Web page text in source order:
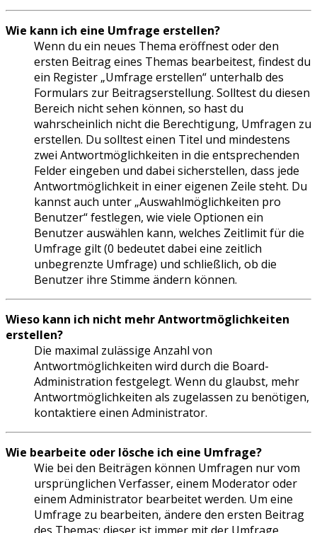
Wie kann ich eine Umfrage erstellen?
Wenn du ein neues Thema eröffnest oder den
ersten Beitrag eines Themas bearbeitest, findest du
ein Register „Umfrage erstellen“ unterhalb des
Formulars zur Beitragserstellung. Solltest du diesen
Bereich nicht sehen können, so hast du
wahrscheinlich nicht die Berechtigung, Umfragen zu
erstellen. Du solltest einen Titel und mindestens
zwei Antwortmöglichkeiten in die entsprechenden
Felder eingeben und dabei sicherstellen, dass jede
Antwortmöglichkeit in einer eigenen Zeile steht. Du
kannst auch unter „Auswahlmöglichkeiten pro
Benutzer“ festlegen, wie viele Optionen ein
Benutzer auswählen kann, welches Zeitlimit für die
Umfrage gilt (0 bedeutet dabei eine zeitlich
unbegrenzte Umfrage) und schließlich, ob die
Benutzer ihre Stimme ändern können.
Wieso kann ich nicht mehr Antwortmöglichkeiten
erstellen?
Die maximal zulässige Anzahl von
Antwortmöglichkeiten wird durch die Board-
Administration festgelegt. Wenn du glaubst, mehr
Antwortmöglichkeiten als zugelassen zu benötigen,
kontaktiere einen Administrator.
Wie bearbeite oder lösche ich eine Umfrage?
Wie bei den Beiträgen können Umfragen nur vom
ursprünglichen Verfasser, einem Moderator oder
einem Administrator bearbeitet werden. Um eine
Umfrage zu bearbeiten, ändere den ersten Beitrag